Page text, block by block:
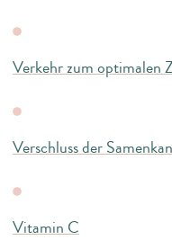
Verkehr zum optimalen
Verschluss der
Vitamin C